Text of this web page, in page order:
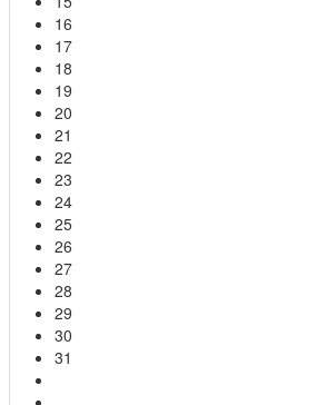
16
17
18
19
20
21
22
23
24
25
26
27
28
29
30
31